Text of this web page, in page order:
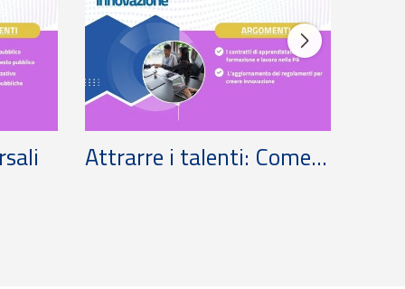
Attrarre i talenti: Come...